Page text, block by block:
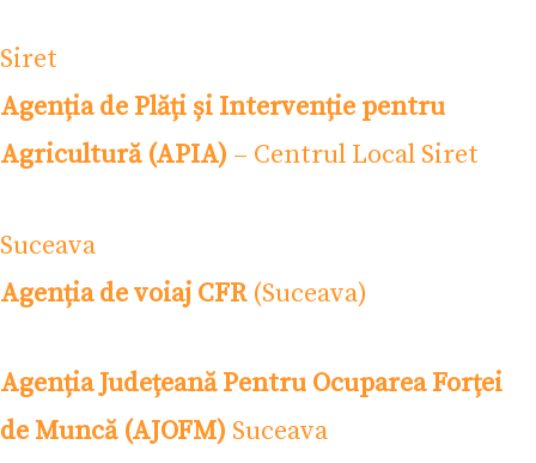
Siret
Agenția de Plăți și Intervenție pentru
Agricultură (APIA) – Centrul Local Siret
Suceava
Agenția de voiaj CFR(Suceava)
Agenția Județeană Pentru Ocuparea Forței
de Muncă (AJOFM) Suceava